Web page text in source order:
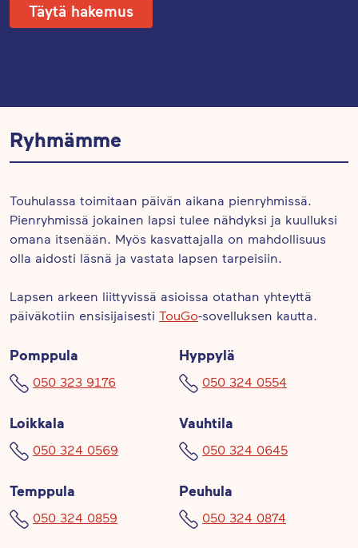
Täytä hakemus
Ryhmämme
Touhulassa toimitaan päivän aikana pienryhmissä.
Pienryhmissä jokainen lapsi tulee nähdyksi ja kuulluksi
omana itsenään. Myös kasvattajalla on mahdollisuus
olla aidosti läsnä ja vastata lapsen tarpeisiin.
Lapsen arkeen liittyvissä asioissa otathan yhteyttä
päiväkotiin ensisijaisesti TouGo-sovelluksen kautta.
Pomppula
050 323 9176
Hyppylä
050 324 0554
Loikkala
050 324 0569
Vauhtila
050 324 0645
Temppula
050 324 0859
Peuhula
050 324 0874